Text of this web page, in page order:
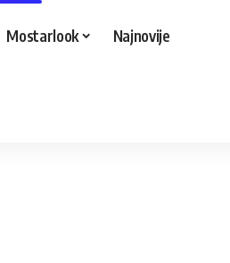
Mostarlook Najnovije